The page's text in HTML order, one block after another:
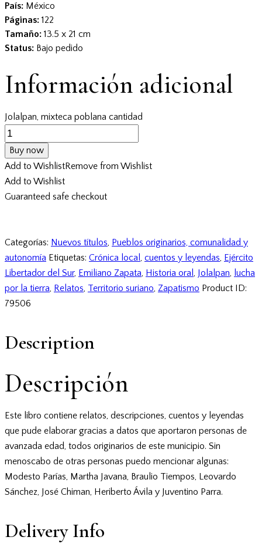
País: México
Páginas: 122
Tamaño: 13.5 x 21 cm
Status: Bajo pedido
Información adicional
Jolalpan, mixteca poblana cantidad
Buy now
Add to WishlistRemove from Wishlist
Add to Wishlist
Guaranteed safe checkout
Categorías: Nuevos títulos, Pueblos originarios, comunalidad y
autonomía Etiquetas: Crónica local , cuentos y leyendas, Ejército
Libertador del Sur, Emiliano Zapata, Historia oral , Jolalpan, lucha
por la tierra, Relatos, Territorio suriano, Zapatismo Product ID:
79506
Description
Descripción
Este libro contiene relatos, descripciones, cuentos y leyendas
que pude elaborar gracias a datos que aportaron personas de
avanzada edad, todos originarios de este municipio. Sin
menoscabo de otras personas puedo mencionar algunas:
Modesto Parías, Martha Javana, Braulio Tiempos, Leovardo
Sánchez, José Chiman, Heriberto Ávila y Juventino Parra.
Delivery Info